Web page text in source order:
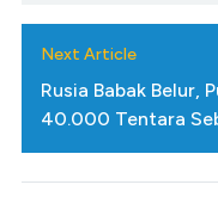
Next Article
Rusia Babak Belur,
40.000 Tentara